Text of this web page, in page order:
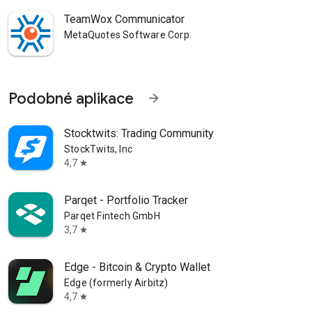
TeamWox Communicator
MetaQuotes Software Corp.
Podobné aplikace arrow_forward
Stocktwits: Trading Community
StockTwits, Inc
4,7 star
Parqet - Portfolio Tracker
Parqet Fintech GmbH
3,7 star
Edge - Bitcoin & Crypto Wallet
Edge (formerly Airbitz)
4,7 star